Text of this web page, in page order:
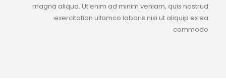
magna aliqua. Ut enim ad minim veniam, quis nostrud
exercitation ullamco laboris nisi ut aliquip ex ea
commodo